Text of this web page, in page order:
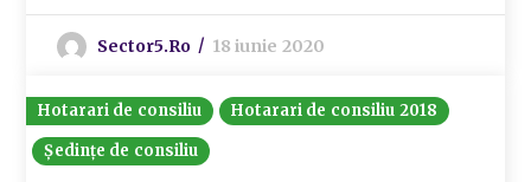
Sector5.ro 18 iunie 2020
Hotarari de consiliu
Hotarari de consiliu 2018
Ședințe de consiliu